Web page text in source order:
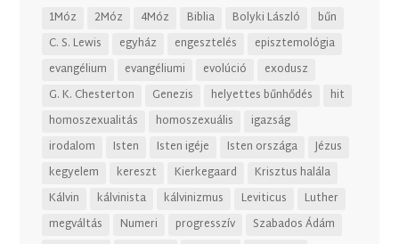
1Móz 2Móz 4Móz Biblia Bolyki László
bűn
C. S. Lewis
egyház engesztelés
episztemológia
evangélium
evangéliumi evolúció
exodusz
G. K. Chesterton
Genezis helyettes bűnhődés
hit
homoszexualitás
homoszexuális
igazság
irodalom
Isten Isten igéje Isten országa
Jézus
kegyelem
kereszt Kierkegaard
Krisztus halála
Kálvin
kálvinista kálvinizmus Leviticus
Luther
megváltás
Numeri progresszív
Szabados Ádám